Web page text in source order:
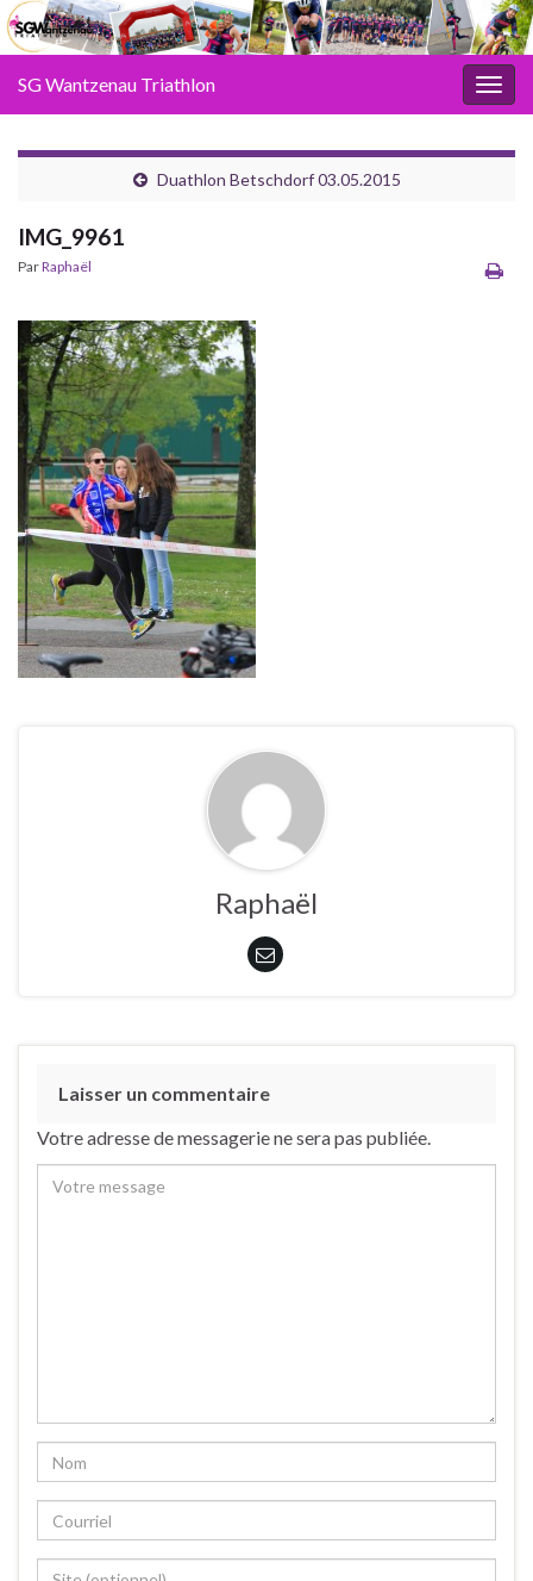
SG Wantzenau Triathlon
Duathlon Betschdorf 03.05.2015
IMG_9961
ParRaphaël
Raphaël
Laisser un commentaire
Votre adresse de messagerie ne sera pas publiée.